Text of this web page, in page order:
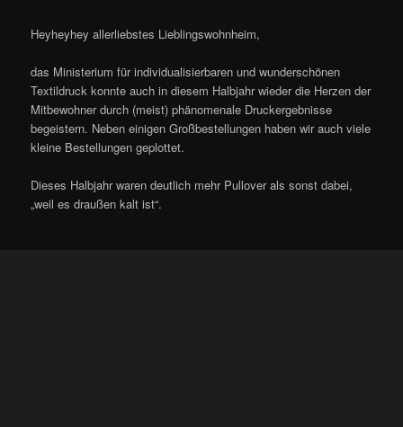
Heyheyhey allerliebstes Lieblingswohnheim,
das Ministerium für individualisierbaren und wunderschönen
Textildruck konnte auch in diesem Halbjahr wieder die Herzen der
Mitbewohner durch (meist) phänomenale Druckergebnisse
begeistern. Neben einigen Großbestellungen haben wir auch viele
kleine Bestellungen geplottet.
Dieses Halbjahr waren deutlich mehr Pullover als sonst dabei,
„weil es draußen kalt ist“.